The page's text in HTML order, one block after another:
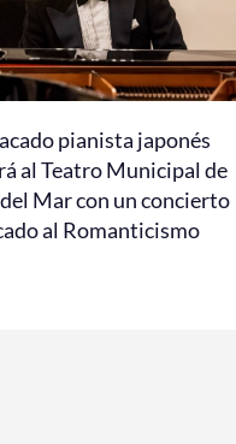
pianista japonés
al Teatro Municipal de
Mar con un concierto
al Romanticismo